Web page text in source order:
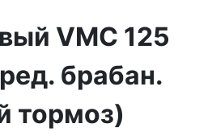
VMC 125
брабан.
тормоз)